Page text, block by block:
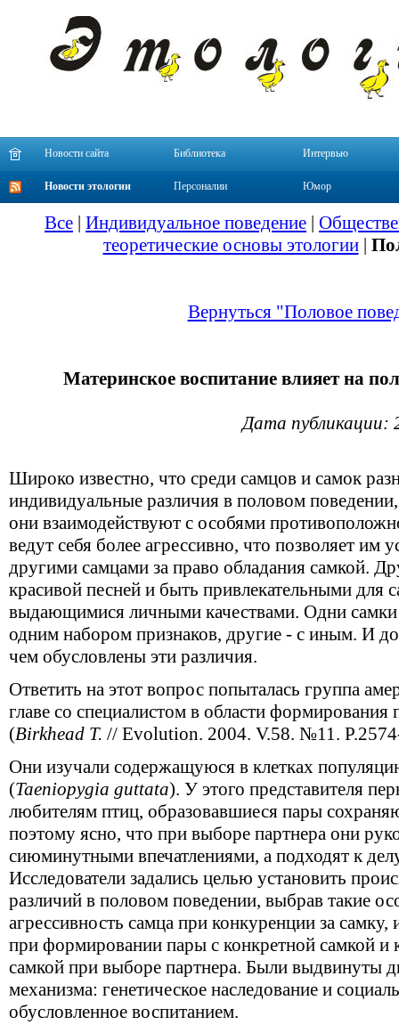
Новости сайта Библиотека Интервью
Новости этологии Персоналии Юмор
Все | Индивидуальное поведение |
теоретические основы этологии|
Вернуться "Половое
Материнское воспитание влияет на
Дата публикации:
Широко известно, что среди самцов и самок
индивидуальные различия в половом
они взаимодействуют с особями
ведут себя более агрессивно, что позволяет им
другими самцами за право обладания самкой.
красивой песней и быть привлекательными для
выдающимися личными качествами. Одни самки
одним набором признаков, другие - с иным. И
чем обусловлены эти различия.
Ответить на этот вопрос попыталась группа
главе со специалистом в области
(Birkhead T. // Evolution. 2004. V.58. №11.
Они изучали содержащуюся в клетках
(Taeniopygia guttata). У этого представителя
любителям птиц, образовавшиеся пары
поэтому ясно, что при выборе партнера они
сиюминутными впечатлениями, а подходят к
Исследователи задались целью установить
различий в половом поведении, выбрав такие
агрессивность самца при конкуренции за самку,
при формировании пары с конкретной самкой и
самкой при выборе партнера. Были выдвинуты
механизма: генетическое наследование и
обусловленное воспитанием.